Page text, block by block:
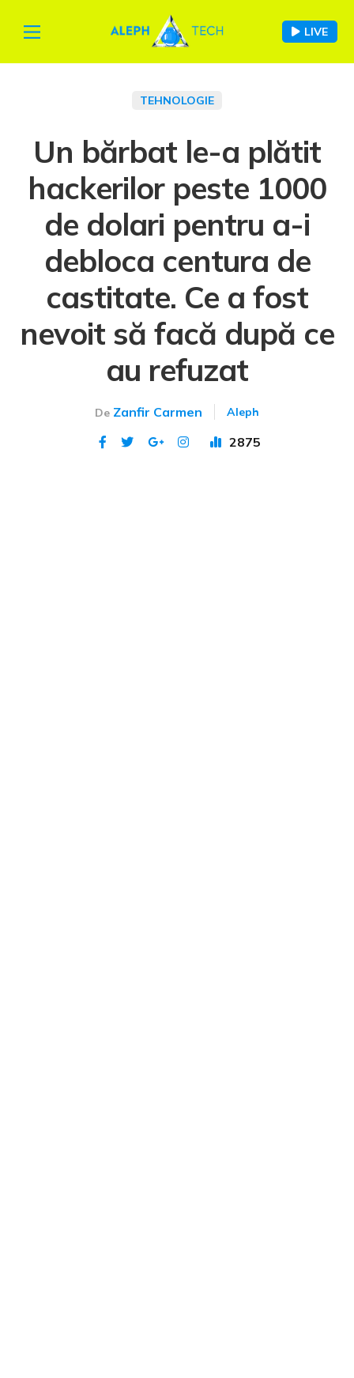
LIVE
TEHNOLOGIE
Un bărbat le-a plătit
hackerilor peste 1000
de dolari pentru a-i
debloca centura de
castitate. Ce a fost
nevoit să facă după ce
au refuzat
De Zanfir Carmen Aleph
2875